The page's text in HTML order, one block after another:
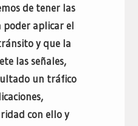
de tener las
poder aplicar el
y que la
las señales,
un tráfico
con ello y